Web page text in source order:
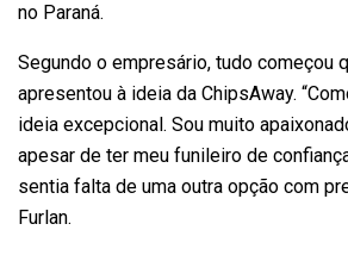
no Paraná.
Segundo o empresário, tudo começou
apresentou à ideia da ChipsAway.
ideia excepcional. Sou muito
apesar de ter meu funileiro de
sentia falta de uma outra opção com
Furlan.